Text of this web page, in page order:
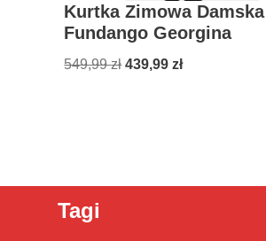
Kurtka Zimowa Damska
Fundango Georgina
549,99zł 439,99zł
Tagi